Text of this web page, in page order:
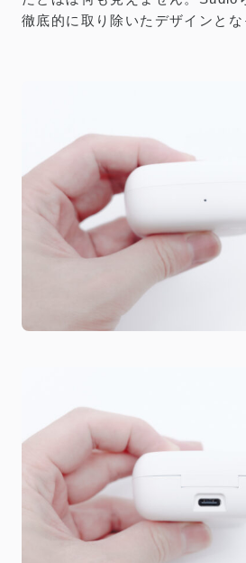
徹底的に取り除いたデザインとな